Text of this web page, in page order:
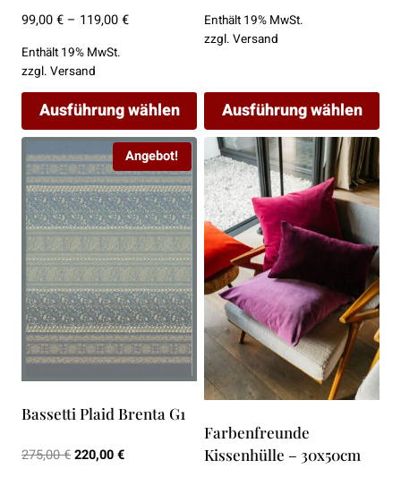
99,00€– 119,00€Preisspanne:
Enthält 19% MwSt.
zzgl. Versand
Ausführung wählen
Dieses
Produkt
weist
mehrere
Varianten
auf.
Die
Optionen
können
auf
der
Produktseite
werden
war:
155,00 €
Enthält 19% MwSt.
zzgl. Versand
Ausführung wählen
Dieses
Produkt
weist
mehrere
Varianten
auf.
Die
Optionen
können
auf
der
Produktseite
gewählt
werden
Angebot!
Bassetti Plaid Brenta G1
275,00€Ursprünglicher
220,00€Aktueller
Farbenfreunde
Kissenhülle – 30x50cm